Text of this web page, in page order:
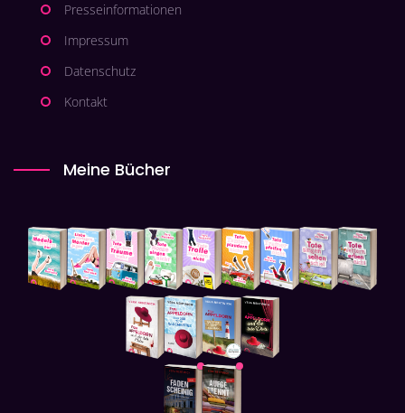
Presseinformationen
Impressum
Datenschutz
Kontakt
Meine Bücher